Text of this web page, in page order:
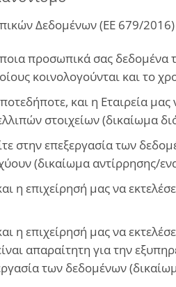
Δεδομένων (ΕΕ 679/2016)
προσωπικά σας δεδομένα
κοινολογούνται και το
και η Εταιρεία
στοιχείων (δικαίωμα
στην επεξεργασία των
(δικαίωμα αντίρρησης/
η επιχείρησή μας να
η επιχείρησή μας να
απαραίτητη για την
των δεδομένων